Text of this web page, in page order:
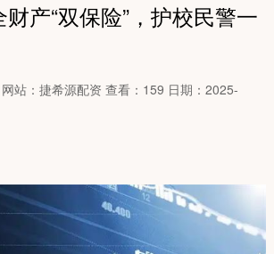
产“双保险”，护校民警一
网站：捷希源配资 查看：159 日期：2025-